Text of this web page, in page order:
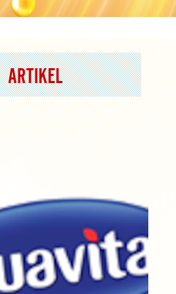
ARTIKEL